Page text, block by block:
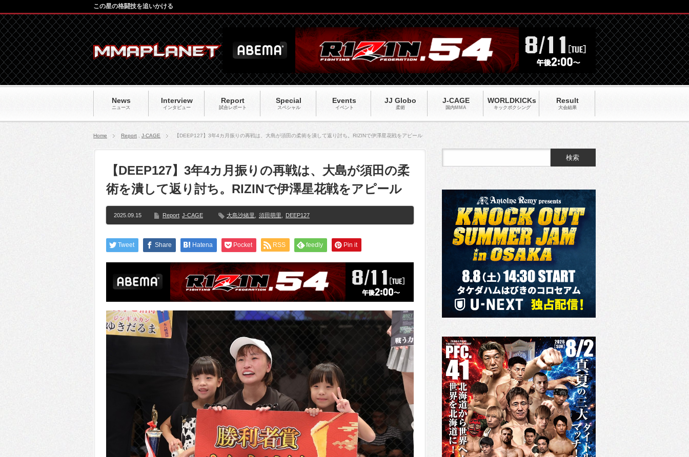
News
ニュース
Interview
インタビュー
Report
試合レポート
Special
スペシャル
Events
イベント
JJ Globo
柔術
J-CAGE
国内MMA
WORLDKICKs
キックポクシング
Result
大会結果
この星の格闘技を追いかける
Home Report J-CAGE 【DEEP127】3年4カ月振りの再戦は、大島が須田の柔術を潰して返り討ち。RIZINで伊澤星花戦をアピール
【DEEP127】3年4カ月振りの再戦は、大島が須田の柔
術を潰して返り討ち。RIZINで伊澤星花戦をアピール
2025.09.15 Report J-CAGE 大島沙緒里 須田萌里 DEEP127
Tweet Share Hatena Pocket RSS feedly Pin it